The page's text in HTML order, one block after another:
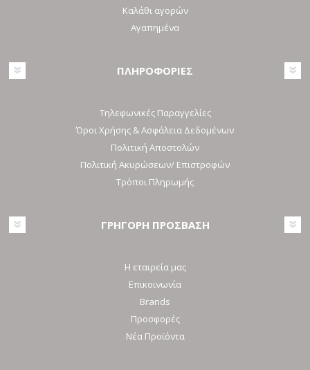
Καλάθι αγορών
Αγαπημένα
ΠΛΗΡΟΦΟΡΙΕΣ
Τηλεφωνικές Παραγγελίες
Όροι Χρήσης & Ασφάλεια Δεδομένων
Πολιτική Αποστολών
Πολιτική Ακυρώσεων/ Επιστροφών
Τρόποι Πληρωμής
ΓΡΗΓΟΡΗ ΠΡΟΣΒΑΣΗ
Η εταιρεία μας
Επικοινωνία
Brands
Προσφορές
Νέα Προϊόντα